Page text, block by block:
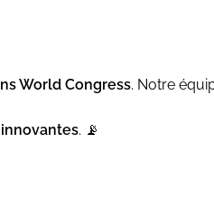
World Congress. Notre
innovantes. 📡